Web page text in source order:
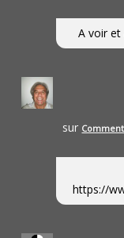
A voir et
sur
https://